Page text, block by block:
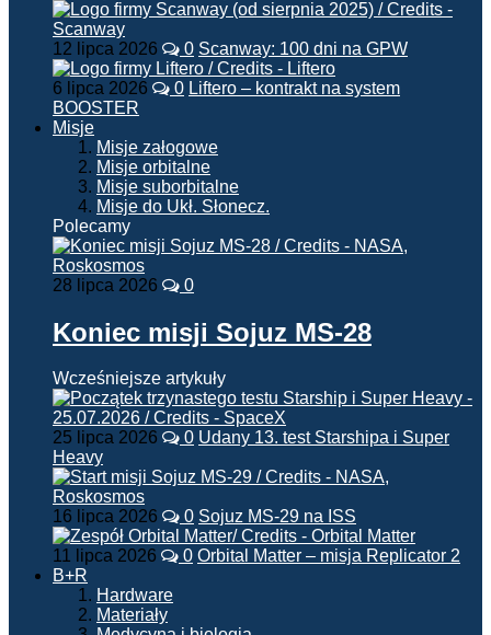
12 lipca 2026 0 Scanway: 100 dni na GPW
6 lipca 2026 0 Liftero – kontrakt na system
BOOSTER
Misje
Misje załogowe
Misje orbitalne
Misje suborbitalne
Misje do Ukł. Słonecz.
Polecamy
28 lipca 2026 0
Koniec misji Sojuz MS-28
Wcześniejsze artykuły
25 lipca 2026 0 Udany 13. test Starshipa i Super
Heavy
16 lipca 2026 0 Sojuz MS-29 na ISS
11 lipca 2026 0 Orbital Matter – misja Replicator 2
B+R
Hardware
Materiały